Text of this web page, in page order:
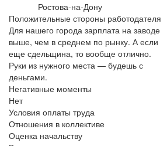
Ростова-на-Дону
Положительные стороны работодателя
Для нашего города зарплата на заводе
выше, чем в среднем по рынку. А если
еще сдельщина, то вообще отлично.
Руки из нужного места — будешь с
деньгами.
Негативные моменты
Нет
Условия оплаты труда
Отношения в коллективе
Оценка начальству